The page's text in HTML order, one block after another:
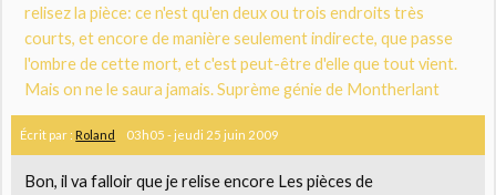
relisez la pièce: ce n'est qu'en deux ou trois endroits très
courts, et encore de manière seulement indirecte, que passe
l'ombre de cette mort, et c'est peut-être d'elle que tout vient.
Mais on ne le saura jamais. Suprème génie de Montherlant
Écrit par :Roland 03h05 -jeudi 25 juin 2009
Bon, il va falloir que je relise encore Les pièces de